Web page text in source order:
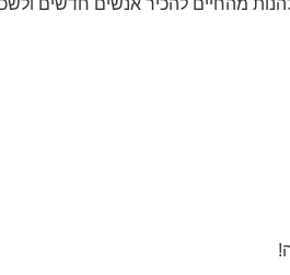
מהחיים להכיר אנשים חדשים